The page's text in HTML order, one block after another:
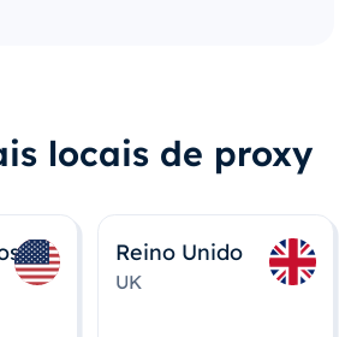
locais de proxy
Reino Unido
UK